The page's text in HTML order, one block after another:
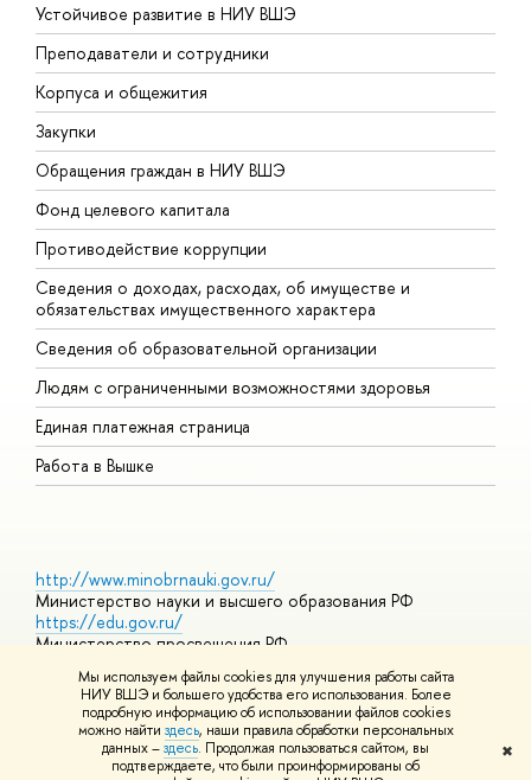
Мы используем файлы cookies для улучшения работы сайта
НИУ ВШЭ и большего удобства его использования. Более
подробную информацию об использовании файлов cookies
можно найти здесь, наши правила обработки персональных
данных –здесь. Продолжая пользоваться сайтом, вы
подтверждаете, что были проинформированы об
✖
Устойчивое развитие в НИУ ВШЭ
Преподаватели и сотрудники
Корпуса и общежития
Закупки
Обращения граждан в НИУ ВШЭ
Фонд целевого капитала
Противодействие коррупции
Сведения о доходах, расходах, об имуществе и
обязательствах имущественного характера
Сведения об образовательной организации
Людям с ограниченными возможностями здоровья
Единая платежная страница
Работа в Вышке
http://www.minobrnauki.gov.ru/
Министерство науки и высшего образования РФ
https://edu.gov.ru/
Министерство просвещения РФ
https://elearning.hse.ru/mooc
Массовые открытые онлайн-курсы
© НИУ ВШЭ 1993–2026 Адреса и контактыУсловия
использования материалов Политика конфиденциальности